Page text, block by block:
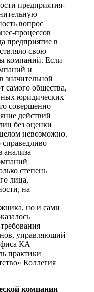
предприятия-
вопрос
процессов
предприятие в
свою
компаний. Если
и
значительной
самого общества,
юридических
совершенно
действий
без оценки
невозможно.
анализа
степень
лица,
на
но и сами
управляющий
КА
практики
Коллегия
компании